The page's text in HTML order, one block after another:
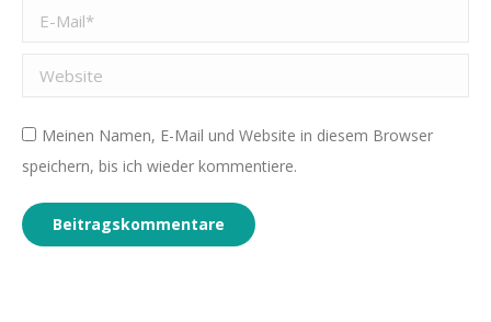
E-Mail *
Website
Meinen Namen, E-Mail und Website in diesem Browser
speichern, bis ich wieder kommentiere.
Beitragskommentare